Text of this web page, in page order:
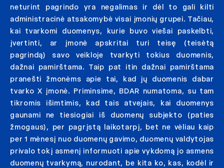
neturint pagrindo yra negalimas ir dėl to gali kilti
administracinė atsakomybė visai įmonių grupei. Tačiau,
kai tvarkomi duomenys, kurie buvo viešai paskelbti,
įvertinti, ar įmonė apskritai turi teisę (teisėtą
pagrindą) savo veikloje tvarkyti tokius duomenis,
dažnai pamirštama. Taip pat itin dažnai pamirštama
pranešti žmonėms apie tai, kad jų duomenis dabar
tvarko X įmonė. Priminsime, BDAR numatoma, su tam
tikromis išimtimis, kad tais atvejais, kai duomenys
gaunami ne tiesiogiai iš duomenų subjekto (paties
žmogaus), per pagrįstą laikotarpį, bet ne vėliau kaip
per 1 mėnesį nuo duomenų gavimo, duomenų valdytojas
privalo tokį asmenį informuoti apie vykdomą jo asmens
duomenų tvarkymą, nurodant, be kita ko, kas, kodėl ir